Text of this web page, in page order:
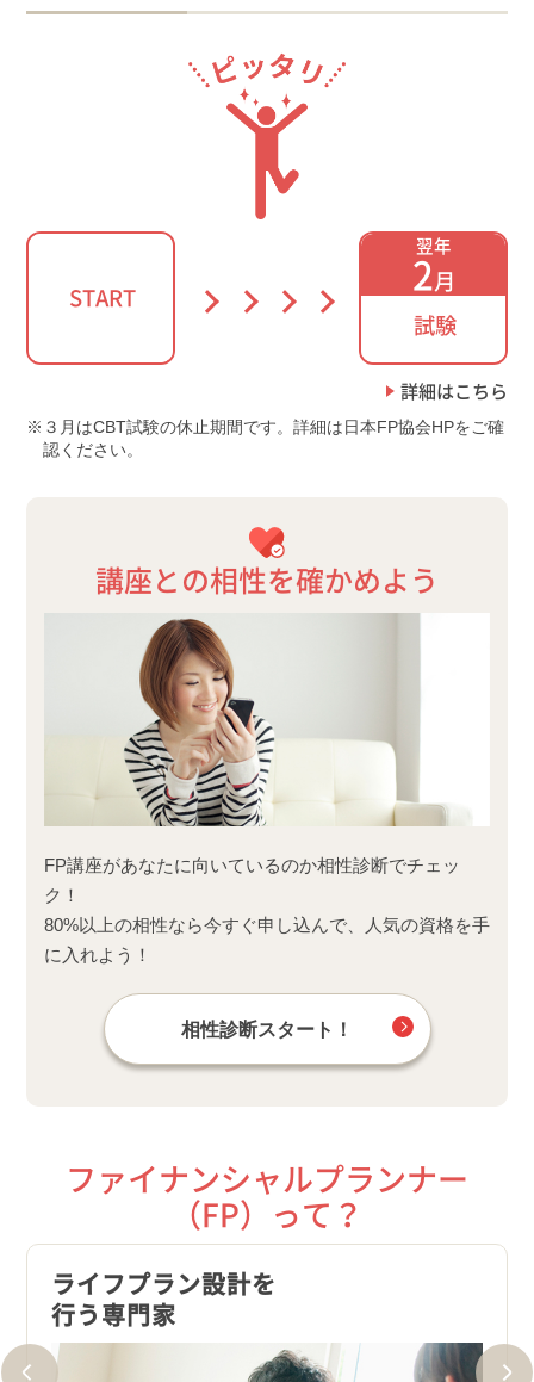
START
翌年
2月
試験
詳細はこちら
３月はCBT試験の休止期間です。詳細は日本FP協会HPをご確
認ください。
講座との相性を確かめよう
FP講座があなたに向いているのか相性診断でチェッ
ク！
80%以上の相性なら今すぐ申し込んで、人気の資格を手
に入れよう！
相性診断スタート！
ファイナンシャルプランナー
（FP）って？
ライフプラン設計を
行う専門家